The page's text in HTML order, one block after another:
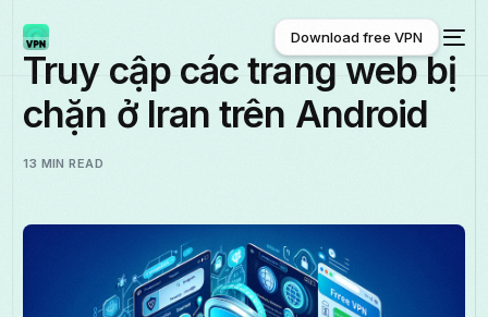
Download free VPN
Download free VPN
Truy cập các trang web bị
chặn ở Iran trên Android
13 MIN READ